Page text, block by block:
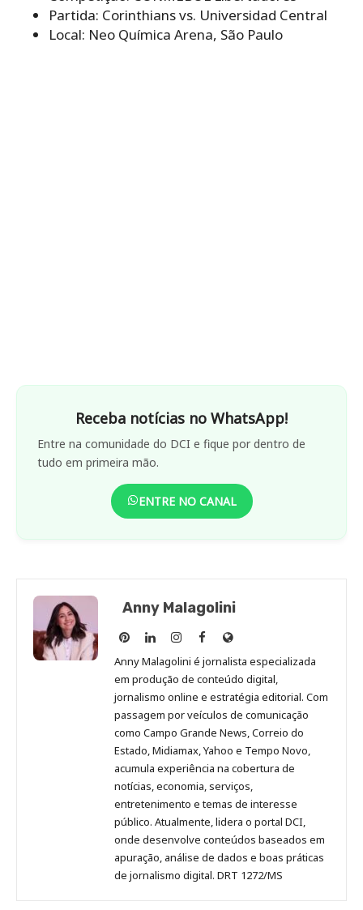
Partida: Corinthians vs. Universidad Central
Local: Neo Química Arena, São Paulo
Receba notícias no WhatsApp!
Entre na comunidade do DCI e fique por dentro de
tudo em primeira mão.
ENTRE NO CANAL
Anny Malagolini
Anny
Malagolini
no
Pinterest
Anny
Malagolini
no
LinkedIn
Anny
Malagolini
no
Instagram
Anny
Malagolini
no
Facebook
Site
de
Anny
Malagolini
Anny Malagolini é jornalista especializada
em produção de conteúdo digital,
jornalismo online e estratégia editorial. Com
passagem por veículos de comunicação
como Campo Grande News, Correio do
Estado, Midiamax, Yahoo e Tempo Novo,
acumula experiência na cobertura de
notícias, economia, serviços,
entretenimento e temas de interesse
público. Atualmente, lidera o portal DCI,
onde desenvolve conteúdos baseados em
apuração, análise de dados e boas práticas
de jornalismo digital. DRT 1272/MS